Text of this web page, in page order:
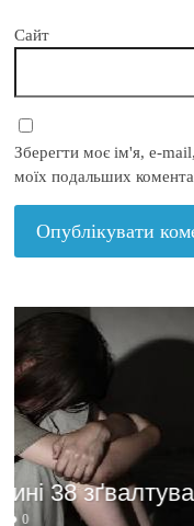
Сайт
Зберегти моє ім'я, e-
моїх подальших
Політика
Бажання